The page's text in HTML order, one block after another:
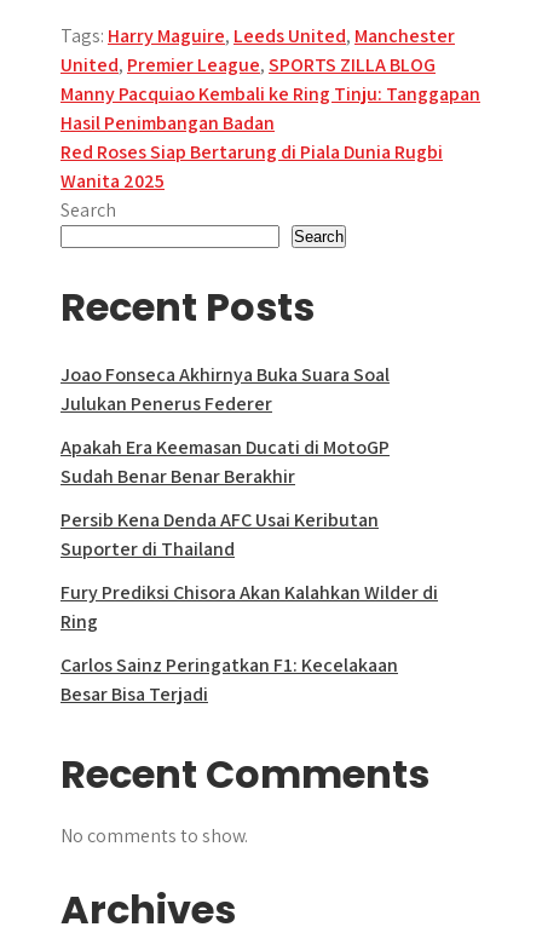
Tags: Harry Maguire, Leeds United, Manchester
United, Premier League,SPORTS ZILLA BLOG
Post
navigation
Manny Pacquiao Kembali ke Ring Tinju: Tanggapan
Hasil Penimbangan Badan
Red Roses Siap Bertarung di Piala Dunia Rugbi
Wanita 2025
Search
Search
Recent Posts
Joao Fonseca Akhirnya Buka Suara Soal
Julukan Penerus Federer
Apakah Era Keemasan Ducati di MotoGP
Sudah Benar Benar Berakhir
Persib Kena Denda AFC Usai Keributan
Suporter di Thailand
Fury Prediksi Chisora Akan Kalahkan Wilder di
Ring
Carlos Sainz Peringatkan F1: Kecelakaan
Besar Bisa Terjadi
Recent Comments
No comments to show.
Archives